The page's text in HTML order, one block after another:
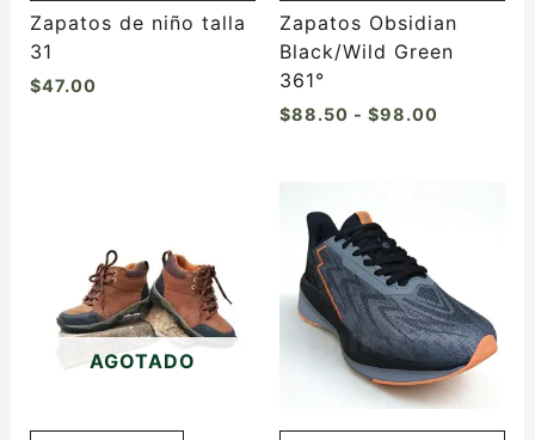
Zapatos de niño talla
31
$47.00
la
página
de
Zapatos Obsidian
Black/Wild Green
361°
$88.50 - $98.00
AGOTADO
producto
tiene
múltiples
variantes.
opciones
pueden